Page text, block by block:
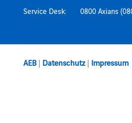
Service Desk:
0800 Axians
AEB | Datenschutz | Impressum